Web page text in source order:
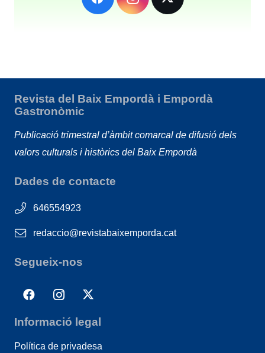
Revista del Baix Empordà i Empordà
Gastronòmic
Publicació trimestral d’àmbit comarcal de difusió dels
valors culturals i històrics del Baix Empordà
Dades de contacte
646554923
redaccio@revistabaixemporda.cat
Segueix-nos
Informació legal
Política de privadesa